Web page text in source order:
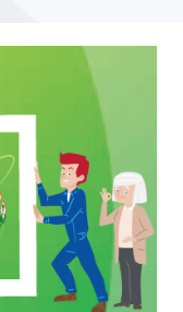
cultura